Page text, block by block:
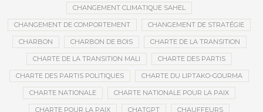
CHANGEMENT CLIMATIQUE SAHEL
CHANGEMENT DE COMPORTEMENT CHANGEMENT DE STRATÉGIE
CHARBON CHARBON DE BOIS CHARTE DE LA TRANSITION
CHARTE DE LA TRANSITION MALI CHARTE DES PARTIS
CHARTE DES PARTIS POLITIQUES CHARTE DU LIPTAKO-GOURMA
CHARTE NATIONALE CHARTE NATIONALE POUR LA PAIX
CHARTE POUR LA PAIX CHATGPT CHAUFFEURS